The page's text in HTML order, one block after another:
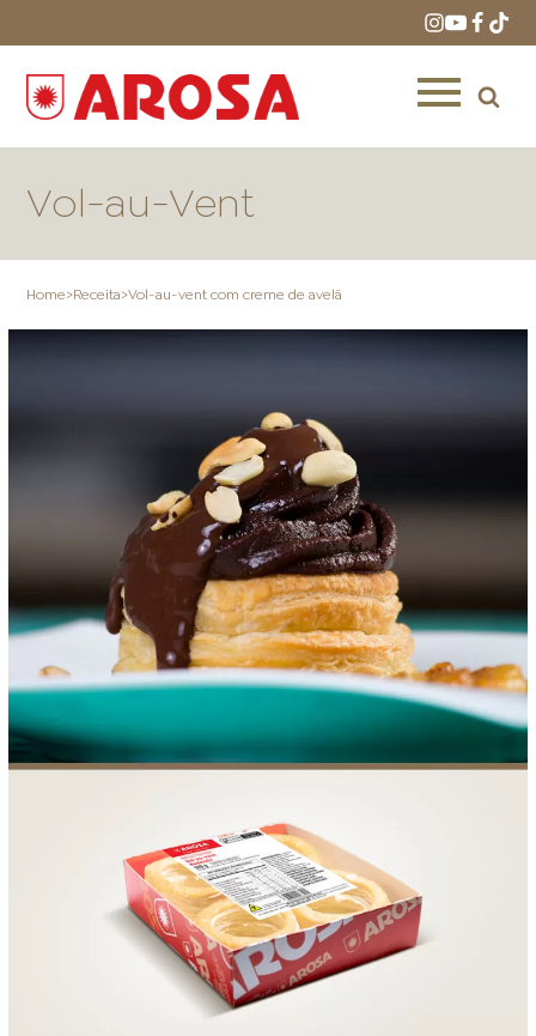
LOJAS AROSA
REPRESENTANTES
FOOD SERVICE EMPRESA AGENDA DE CURSOS
SAC ACESSO PARA PARCEIROS
Vol-au-Vent
Home>Receita>Vol-au-vent com creme de avelã